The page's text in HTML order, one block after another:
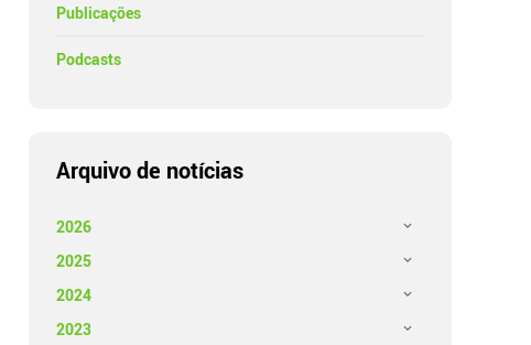
Publicações
Podcasts
Arquivo de notícias
2026
2025
2024
2023